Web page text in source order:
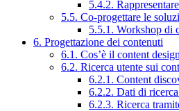
5.4.2.
5.5. Co-progettare le
5.5.1. Workshop di
6. Progettazione dei contenuti
6.1. Cos’è il content design
6.2. Ricerca utente sui
6.2.1. Content
6.2.2. Dati di
6.2.3. Ricerca